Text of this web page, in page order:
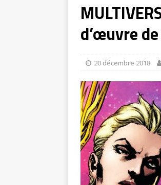
d’œuvre
20 décembre 2018